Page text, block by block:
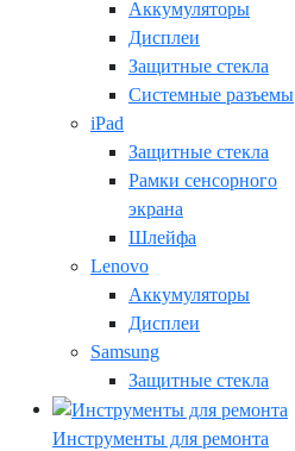
Аккумуляторы
Дисплеи
Защитные стекла
Системные разъемы
iPad
Защитные стекла
Рамки сенсорного
экрана
Шлейфа
Lenovo
Аккумуляторы
Дисплеи
Samsung
Защитные стекла
Инструменты для ремонта